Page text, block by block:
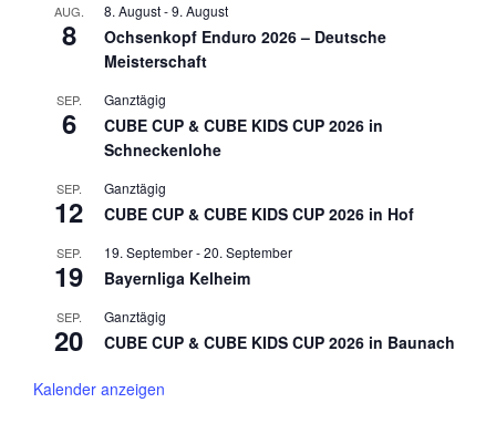
AUG.
8
8. August-9. August
Ochsenkopf Enduro 2026 – Deutsche
Meisterschaft
SEP.
6
Ganztägig
CUBE CUP & CUBE KIDS CUP 2026 in
Schneckenlohe
SEP.
12
Ganztägig
CUBE CUP & CUBE KIDS CUP 2026 in Hof
SEP.
19
19. September-20. September
Bayernliga Kelheim
SEP.
20
Ganztägig
CUBE CUP & CUBE KIDS CUP 2026 in Baunach
Kalender anzeigen